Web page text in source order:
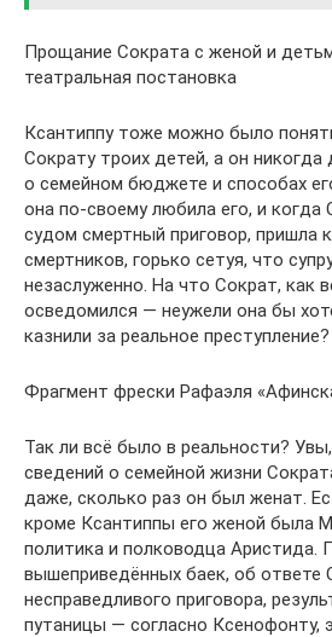
Прощание Сократа с женой и
театральная постановка
Ксантиппу тоже можно было
Сократу троих детей, а он
о семейном бюджете и способах
она по-своему любила его, и когда
судом смертный приговор, пришла
смертников, горько сетуя, что
незаслуженно. На что Сократ, как
осведомился — неужели она бы
казнили за реальное преступление?
Фрагмент фрески Рафаэля
Так ли всё было в реальности?
сведений о семейной жизни
даже, сколько раз он был женат.
кроме Ксантиппы его женой была
политика и полководца Аристида.
вышеприведённых баек, об ответе
несправедливого приговора,
путаницы — согласно Ксенофонту,